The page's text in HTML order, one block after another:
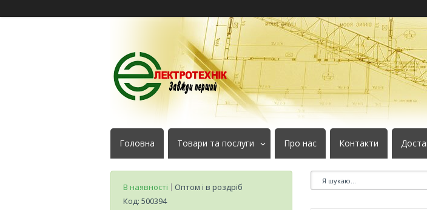
Головна Товари та послуги Про нас Контакти
В наявності
Оптом і в роздріб
Код: 500394